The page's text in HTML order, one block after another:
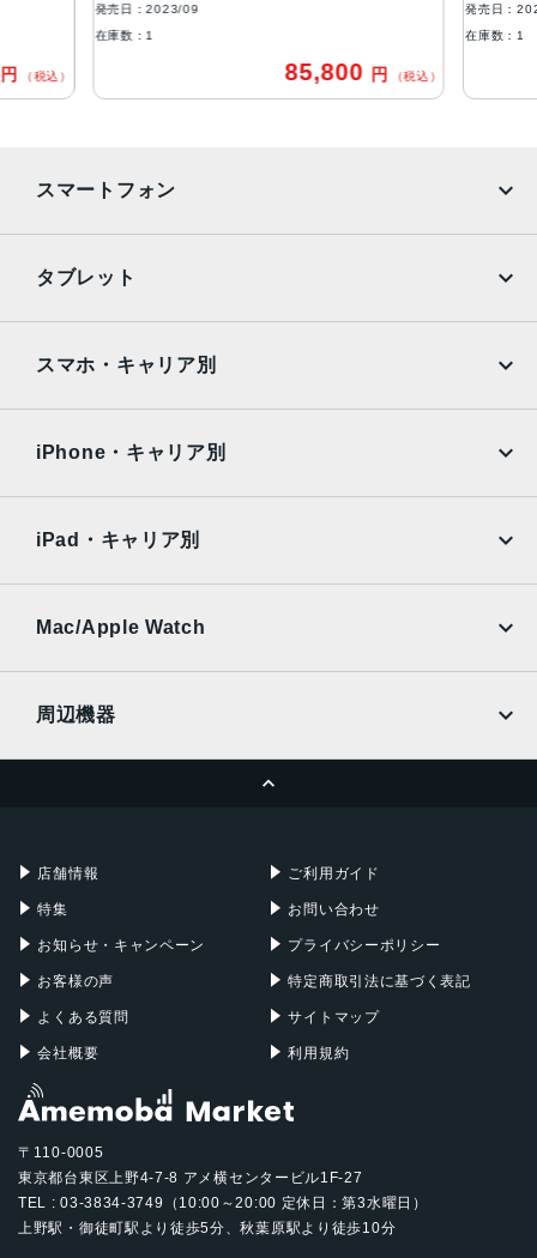
IEC規格60529にもとづくIP68等級（最大水深6メートルで
最大30分間）
カメラ
度の写真（24MPと48MP）に対応12MP超広角：13mm、
絞り値、第2世代のセンサーシフト光学式手ぶれ補正、10
アウト、6倍の光学ズームレンジ最大15倍のデジタルズーム
TrueDepthカメラ
12MPカメラƒ/1.9絞り値
TrueDepthカメラによる顔認識の有効化
円 （税込）
発売日：2023/09
在庫数：1
85,800 円 （税込）
発売日：
在庫数：1
スマートフォン
AQUOS
OPPO Android
タブレット
Surface
Xiaomi Tablet
スマホ・キャリア別
Ymobile
UQmobile
iPhone・キャリア別
Ymobile
UQmobile
iPad・キャリア別
Mac/Apple Watch
周辺機器
店舗情報
特集
お知らせ・キャンペーン
お客様の声
よくある質問
会社概要
ご利用ガイド
お問い合わせ
プライバシーポリシー
特定商取引法に基づく表記
サイトマップ
利用規約
〒110-0005
東京都台東区上野4-7-8 アメ横センタービル1F-27
TEL : 03-3834-3749（10:00～20:00 定休日：第3水曜日）
上野駅・御徒町駅より徒歩5分、秋葉原駅より徒歩10分